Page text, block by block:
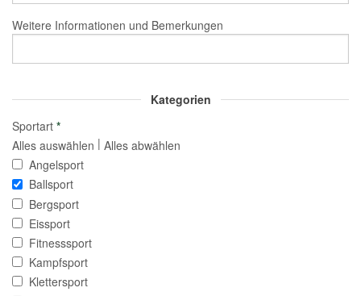
Weitere Informationen und Bemerkungen
Kategorien
Sportart *
Alles auswählen | Alles abwählen
Angelsport
Ballsport
Bergsport
Eissport
Fitnesssport
Kampfsport
Klettersport